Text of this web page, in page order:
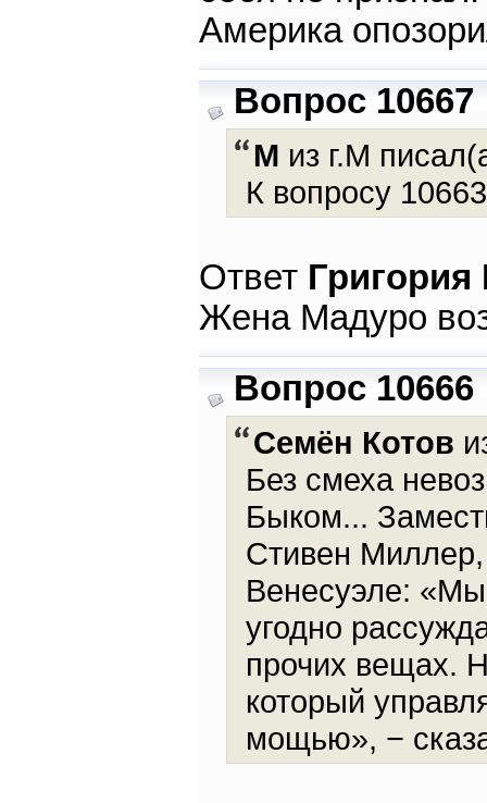
Америка
Вопрос 10667
М из г.М
К вопросу
Ответ
Жена Мадуро
Вопрос 10666
Семён Котов
Без смеха
Быком...
Стивен
Венесуэле:
угодно
прочих вещах.
который
мощью», −